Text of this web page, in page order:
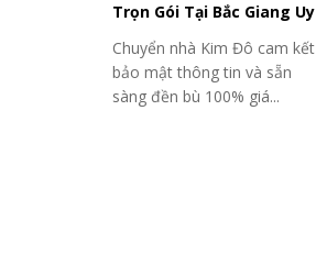
Trọn Gói Tại Bắc Giang Uy
Tín, Giá Rẻ
Chuyển nhà Kim Đô cam kết
bảo mật thông tin và sẵn
sàng đền bù 100% giá...